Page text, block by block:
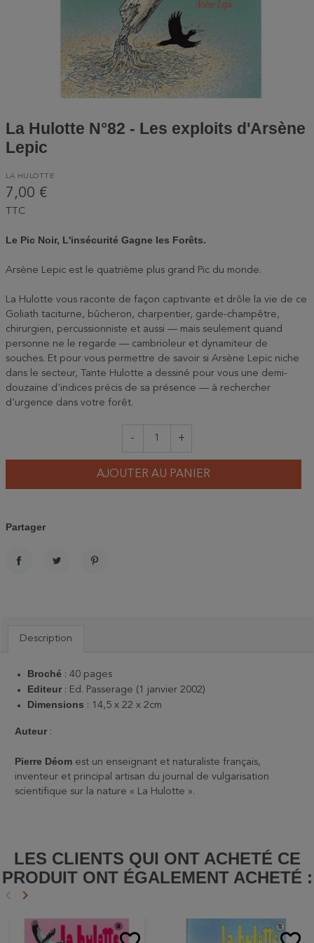
La Hulotte N°82 - Les exploits d'Arsène
Lepic
LA HULOTTE
7,00 €
TTC
Le Pic Noir, L'insécurité Gagne les Forêts.
Arsène Lepic est le quatrième plus grand Pic du monde.
La Hulotte vous raconte de façon captivante et drôle la vie de ce
Goliath taciturne, bûcheron, charpentier, garde-champêtre,
chirurgien, percussionniste et aussi — mais seulement quand
personne ne le regarde — cambrioleur et dynamiteur de
souches. Et pour vous permettre de savoir si Arsène Lepic niche
dans le secteur, Tante Hulotte a dessiné pour vous une demi-
douzaine d'indices précis de sa présence — à rechercher
d'urgence dans votre forêt.
- +
AJOUTER AU PANIER
Partager
Description
Broché : 40 pages
Editeur : Ed. Passerage (1 janvier 2002)
Dimensions : 14,5 x 22 x 2cm
Auteur :
Pierre Déom est un enseignant et naturaliste français,
inventeur et principal artisan du journal de vulgarisation
scientifique sur la nature « La Hulotte ».
LES CLIENTS QUI ONT ACHETÉ CE
PRODUIT ONT ÉGALEMENT ACHETÉ :
Précédent
keyboard_arrow_left Suivant
keyboard_arrow_right